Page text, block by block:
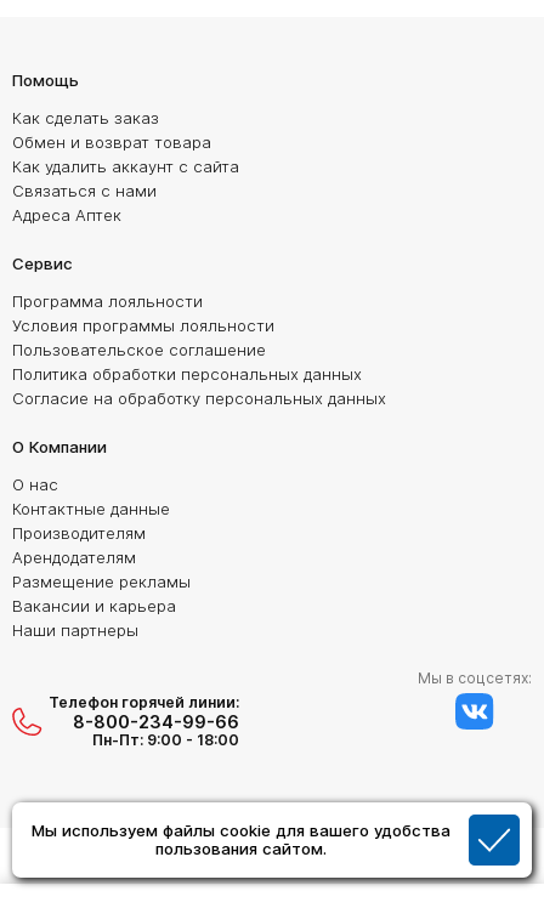
Мы используем файлы cookie для вашего удобства
пользования сайтом.
Помощь
Как сделать заказ
Обмен и возврат товара
Как удалить аккаунт с сайта
Связаться с нами
Адреса Аптек
Сервис
Программа лояльности
Условия программы лояльности
Пользовательское соглашение
Политика обработки персональных данных
Согласие на обработку персональных данных
О Компании
О нас
Контактные данные
Производителям
Арендодателям
Размещение рекламы
Вакансии и карьера
Наши партнеры
Телефон горячей линии:
8-800-234-99-66
Пн-Пт: 9:00 - 18:00
Мы в соцсетях: